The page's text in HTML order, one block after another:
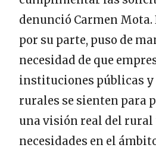
denunció Carmen Mota.
por su parte, puso de
necesidad de que
instituciones públicas y
rurales se sienten para
una visión real del rural
necesidades en el